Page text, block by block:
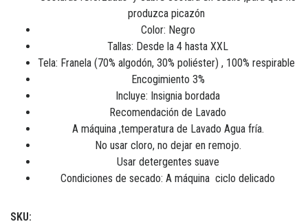
produzca picazón
Color: Negro
Tallas: Desde la 4 hasta XXL
Tela: Franela (70% algodón, 30% poliéster) , 100% respirable
Encogimiento 3%
Incluye: Insignia bordada
Recomendación de Lavado
A máquina ,temperatura de Lavado Agua fría.
No usar cloro, no dejar en remojo.
Usar detergentes suave
Condiciones de secado: A máquina ciclo delicado
SKU: